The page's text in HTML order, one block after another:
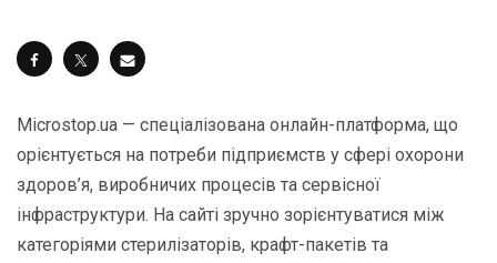
Microstop.ua — спеціалізована онлайн-платформа, що
орієнтується на потреби підприємств у сфері охорони
здоров’я, виробничих процесів та сервісної
інфраструктури. На сайті зручно зорієнтуватися між
категоріями стерилізаторів, крафт-пакетів та